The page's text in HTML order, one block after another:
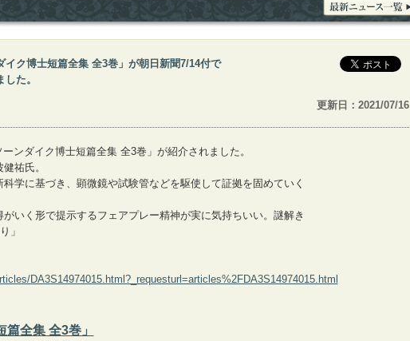
イク博士短篇全集 全3巻」が朝日新聞7/14付で
た。
更新日：2021/07/16
ンダイク博士短篇全集 全3巻」が紹介されました。
祐氏。
科学に基づき、顕微鏡や試験管などを駆使して証拠を固めていく
がいく形で提示するフェアプレー精神が実に気持ちいい。謎解き
」
DA3S14974015.html?_requesturl=articles%2FDA3S14974015.html
篇全集 全3巻」